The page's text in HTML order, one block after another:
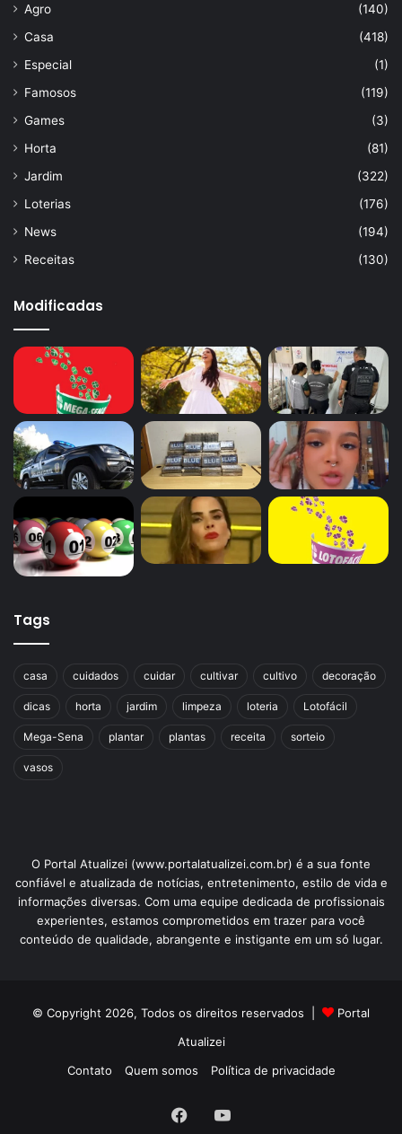
Agro
(140)
Casa
(418)
Especial
(1)
Famosos
(119)
Games
(3)
Horta
(81)
Jardim
(322)
Loterias
(176)
News
(194)
Receitas
(130)
Modificadas
Tags
casa cuidados cuidar cultivar cultivo decoração
dicas horta jardim limpeza loteria Lotofácil
Mega-Sena plantar plantas receita sorteio
vasos
O Portal Atualizei (www.portalatualizei.com.br) é a sua fonte
confiável e atualizada de notícias, entretenimento, estilo de vida e
informações diversas. Com uma equipe dedicada de profissionais
experientes, estamos comprometidos em trazer para você
conteúdo de qualidade, abrangente e instigante em um só lugar.
© Copyright 2026, Todos os direitos reservados |
Portal
Atualizei
Contato
Quem somos Política de privacidade
FacebookYouTube